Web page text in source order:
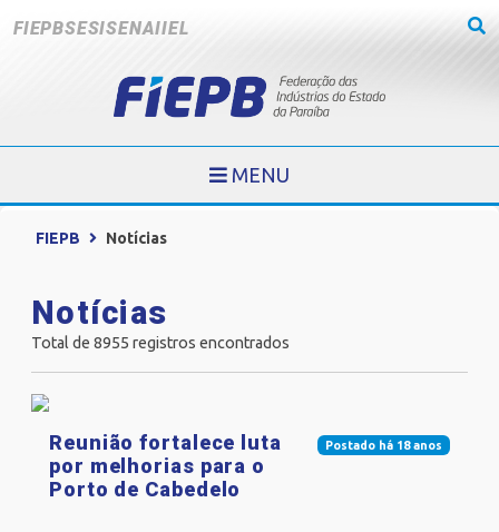
FIEPBSESISENAIIEL
MENU
FIEPB Notícias
Notícias
Total de 8955 registros encontrados
Postado há 18 anos
Reunião fortalece luta
por melhorias para o
Porto de Cabedelo